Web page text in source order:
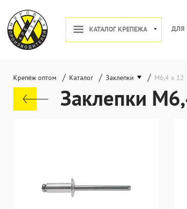
КАТАЛОГ КРЕПЕЖА ДЛЯ
Крепёж оптом / Каталог / Заклепки / М6,4 х 12
Заклепки